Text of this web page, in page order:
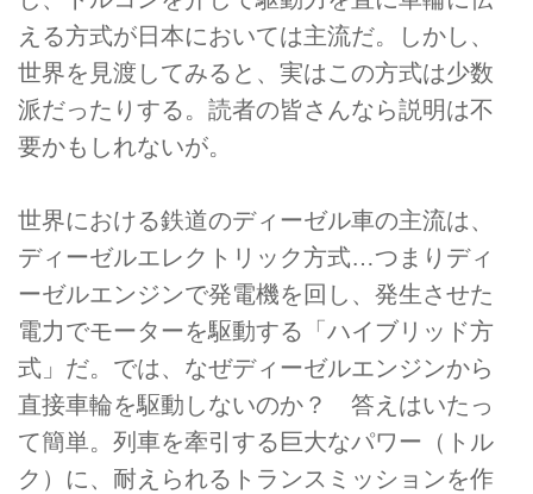
える方式が日本においては主流だ。しかし、
世界を見渡してみると、実はこの方式は少数
派だったりする。読者の皆さんなら説明は不
要かもしれないが。
世界における鉄道のディーゼル車の主流は、
ディーゼルエレクトリック方式…つまりディ
ーゼルエンジンで発電機を回し、発生させた
電力でモーターを駆動する「ハイブリッド方
式」だ。では、なぜディーゼルエンジンから
直接車輪を駆動しないのか？ 答えはいたっ
て簡単。列車を牽引する巨大なパワー（トル
ク）に、耐えられるトランスミッションを作